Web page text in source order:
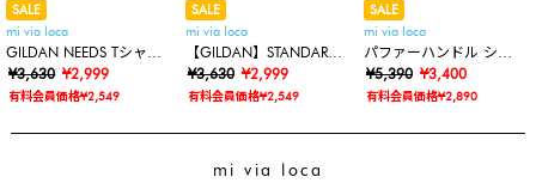
SALE
mi via loca
GILDAN NEEDS Tシャツ
【MV-009】
¥3,630 ¥2,999
有料会員価格¥2,549
SALE
mi via loca
【GILDAN】STANDARD
発泡プリントロゴTシャ
ツ
¥3,630 ¥2,999
有料会員価格¥2,549
SALE
mi via loca
パファーハンドル シャ
ーリングトートバッグ/
ナップサック
¥5,390 ¥3,400
有料会員価格¥2,890
mi via loca